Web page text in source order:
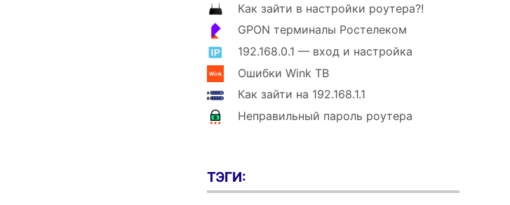
Как зайти в настройки роутера?!
GPON терминалы Ростелеком
192.168.0.1 — вход и настройка
Ошибки Wink ТВ
Как зайти на 192.168.1.1
Неправильный пароль роутера
ТЭГИ: